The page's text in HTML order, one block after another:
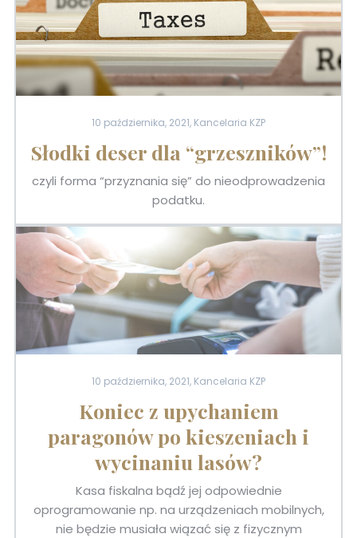
10 października, 2021, Kancelaria KZP
Słodki deser dla “grzeszników”!
czyli forma “przyznania się” do nieodprowadzenia
podatku.
10 października, 2021, Kancelaria KZP
Koniec z upychaniem
paragonów po kieszeniach i
wycinaniu lasów?
Kasa fiskalna bądź jej odpowiednie
oprogramowanie np. na urządzeniach mobilnych,
nie będzie musiała wiązać się z fizycznym